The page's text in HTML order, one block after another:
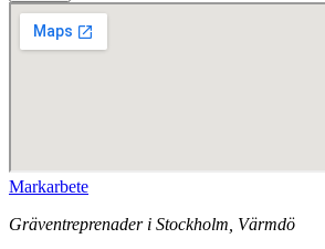
Markarbete
Gräventreprenader i Stockholm, Värmdö